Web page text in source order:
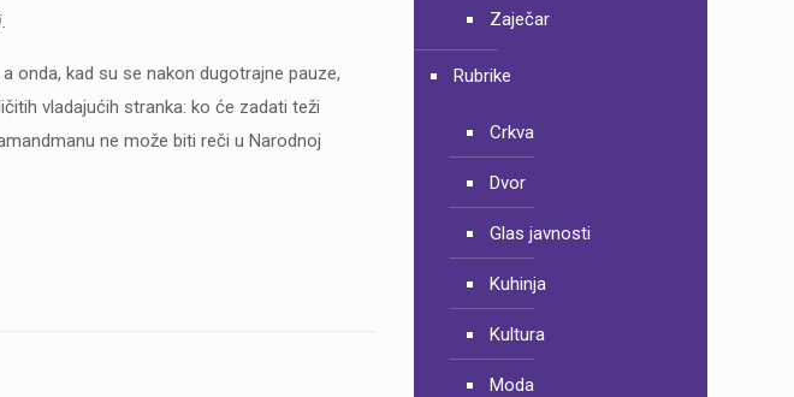
onda, kad su se nakon dugotrajne pauze,
vladajućih stranka: ko će zadati teži
ne može biti reči u Narodnoj
Zaječar
Rubrike
Crkva
Dvor
Glas javnosti
Kuhinja
Kultura
Moda